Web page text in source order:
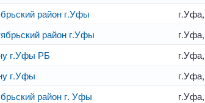
район г.Уфы
район г.Уфы
г.Уфы РБ
г.Уфы
район г. Уфы